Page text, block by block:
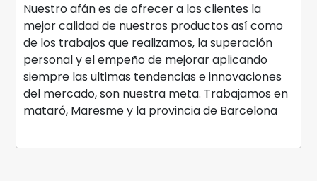
Nuestro afán es de ofrecer a los clientes la
mejor calidad de nuestros productos así como
de los trabajos que realizamos, la superación
personal y el empeño de mejorar aplicando
siempre las ultimas tendencias e innovaciones
del mercado, son nuestra meta. Trabajamos en
mataró, Maresme y la provincia de Barcelona